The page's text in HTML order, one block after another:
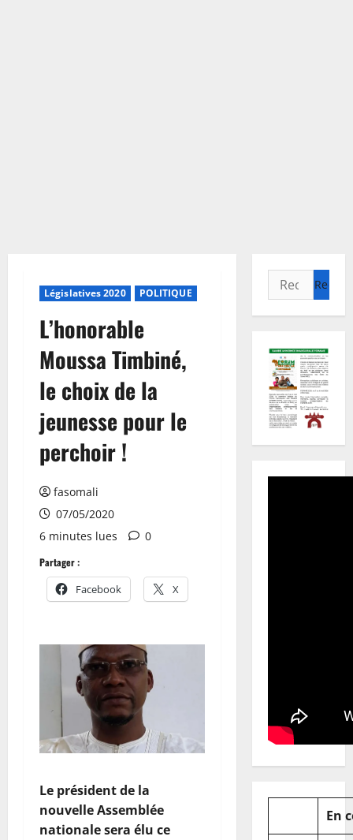
Législatives 2020 POLITIQUE
L’honorable
Moussa Timbiné,
le choix de la
jeunesse pour le
perchoir !
fasomali
07/05/2020
6 minutes lues
0
Partager :
Facebook X
Le président de la
nouvelle Assemblée
nationale sera élu ce
Rechercher :
En